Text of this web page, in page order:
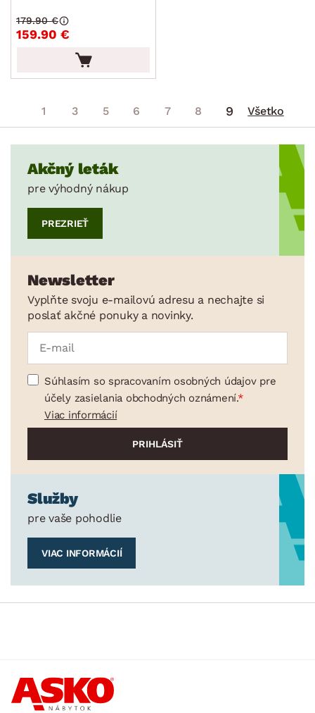
159.90 €
179.90 €
1 3 5 6 7 8 9 Všetko
Akčný leták
pre výhodný nákup
PREZRIEŤ
Newsletter
Vyplňte svoju e-mailovú adresu a nechajte si
poslať akčné ponuky a novinky.
Súhlasím so spracovaním osobných údajov pre
účely zasielania obchodných oznámení.
Viac informácií
Služby
pre vaše pohodlie
VIAC INFORMÁCIÍ